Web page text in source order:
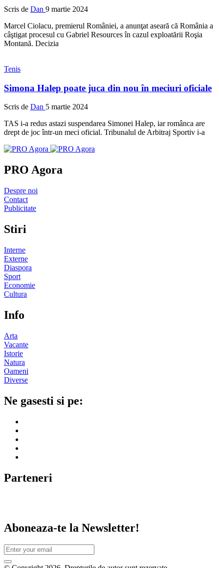
Scris de Dan 9 martie 2024
Marcel Ciolacu, premierul României, a anunţat aseară că România a
câştigat procesul cu Gabriel Resources în cazul exploatării Roşia
Montană. Decizia
Tenis
Simona Halep poate juca din nou în meciuri oficiale
Scris de Dan 5 martie 2024
TAS i-a redus astazi suspendarea Simonei Halep, iar românca are
drept de joc într-un meci oficial. Tribunalul de Arbitraj Sportiv i-a
PRO Agora
Despre noi
Contact
Publicitate
Stiri
Interne
Externe
Diaspora
Sport
Economie
Cultura
Info
Arta
Vacante
Istorie
Natura
Oameni
Diverse
Ne gasesti si pe:
Parteneri
Aboneaza-te la Newsletter!